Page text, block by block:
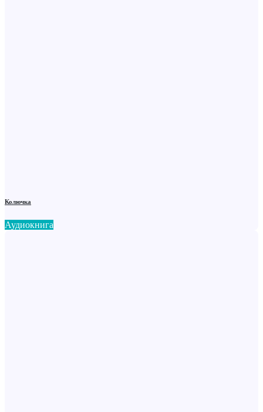
Колючка
Аудиокнига